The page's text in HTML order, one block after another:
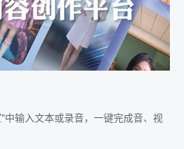
中输入文本或录音，一键完成音、视